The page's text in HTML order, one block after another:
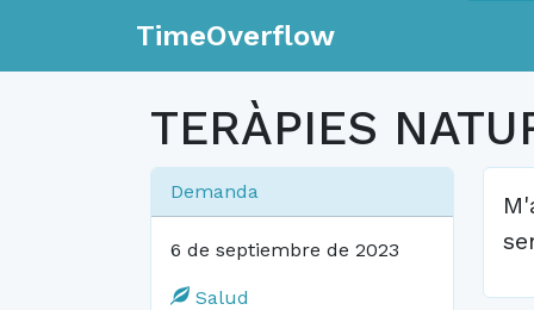
TimeOverflow
TERÀPIES
Demanda
6 de septiembre de 2023
Salud